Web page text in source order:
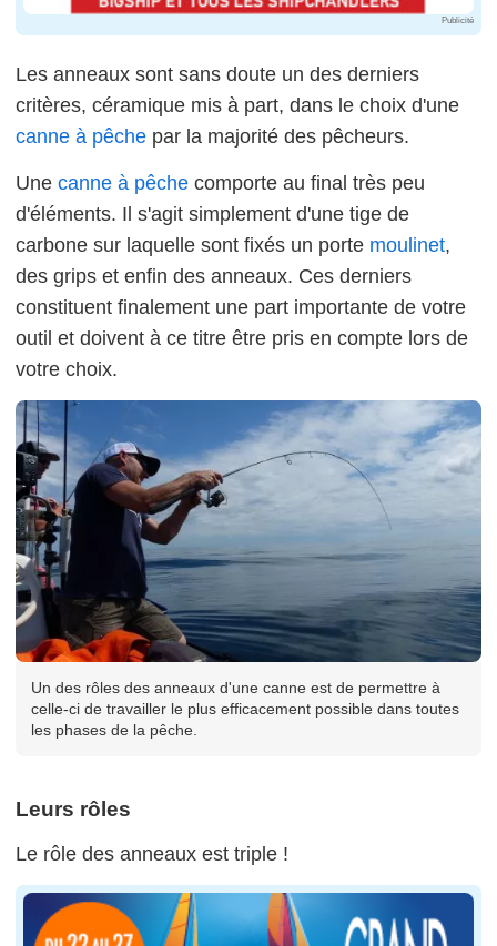
Publicité
Les anneaux sont sans doute un des derniers
critères, céramique mis à part, dans le choix d'une
canne à pêche par la majorité des pêcheurs.
Une canne à pêche comporte au final très peu
d'éléments. Il s'agit simplement d'une tige de
carbone sur laquelle sont fixés un porte moulinet,
des grips et enfin des anneaux. Ces derniers
constituent finalement une part importante de votre
outil et doivent à ce titre être pris en compte lors de
votre choix.
Un des rôles des anneaux d'une canne est de permettre à
celle-ci de travailler le plus efficacement possible dans toutes
les phases de la pêche.
Leurs rôles
Le rôle des anneaux est triple !